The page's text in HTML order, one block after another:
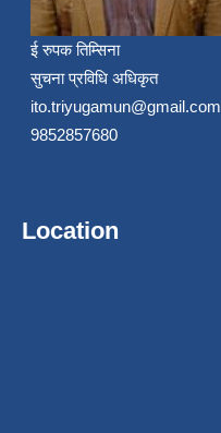
ई रुपक तिम्सिना
सुचना प्रविधि अधिकृत
ito.triyugamun@gmail.com
9852857680
Location